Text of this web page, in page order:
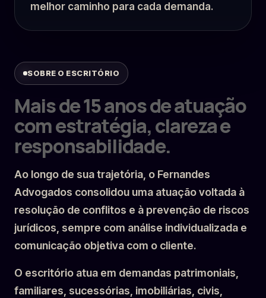
melhor caminho para cada demanda.
SOBRE O ESCRITÓRIO
Mais de 15 anos de atuação
com estratégia, clareza e
responsabilidade.
Ao longo de sua trajetória, o Fernandes
Advogados consolidou uma atuação voltada à
resolução de conflitos e à prevenção de riscos
jurídicos, sempre com análise individualizada e
comunicação objetiva com o cliente.
O escritório atua em demandas patrimoniais,
familiares, sucessórias, imobiliárias, civis,